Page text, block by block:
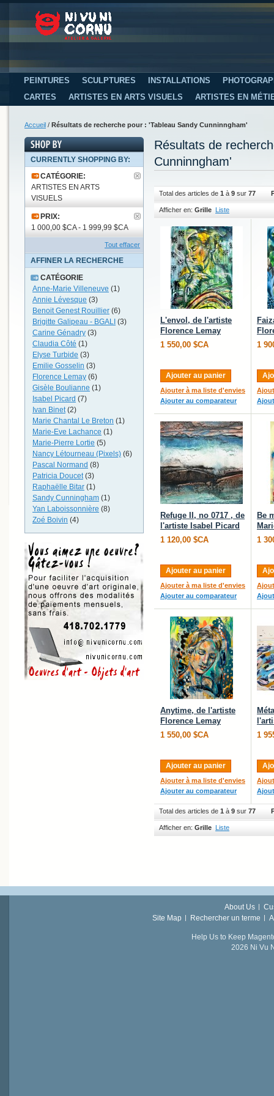
PEINTURES SCULPTURES INSTALLATIONS
CARTES
ARTISTES EN ARTS VISUELS ARTISTES EN
Accueil / Résultats de recherche pour : 'Tableau Sandy Cunninngham'
Résultats de
Cunninngham'
Total des articles de 1 à 9 sur 77
Afficher en: Grille Liste
L'envol, de l'artiste
Florence Lemay
1 550,00 $CA
Ajouter au panier
Ajouter à ma liste d'envies
Ajouter au comparateur
1
Refuge II, no 0717 , de
l'artiste Isabel Picard
1 120,00 $CA
Ajouter au panier
Ajouter à ma liste d'envies
Ajouter au comparateur
Be
1
Anytime, de l'artiste
Florence Lemay
1 550,00 $CA
Ajouter au panier
Ajouter à ma liste d'envies
Ajouter au comparateur
1
Total des articles de 1 à 9 sur 77
Afficher en: Grille Liste
CURRENTLY SHOPPING BY:
CATÉGORIE:
ARTISTES EN ARTS
VISUELS
PRIX:
1 000,00 $CA - 1 999,99 $CA
Tout effacer
AFFINER LA RECHERCHE
CATÉGORIE
Anne-Marie Villeneuve (1)
Annie Lévesque (3)
Benoit Genest Rouillier (6)
Brigitte Galipeau - BGALI (3)
Carine Génadry (3)
Claudia Côté (1)
Elyse Turbide (3)
Emilie Gosselin (3)
Florence Lemay (6)
Gisèle Boulianne (1)
Isabel Picard (7)
Ivan Binet(2)
Marie Chantal Le Breton (1)
Marie-Eve Lachance (1)
Marie-Pierre Lortie (5)
Nancy Létourneau (Pixels) (6)
Pascal Normand (8)
Patricia Doucet(3)
Raphaëlle Bitar (1)
Sandy Cunningham (1)
Yan Laboissonnière (8)
Zoé Boivin (4)
About Us
Site Map
Rechercher un terme
Help Us to Keep
2026 Ni Vu